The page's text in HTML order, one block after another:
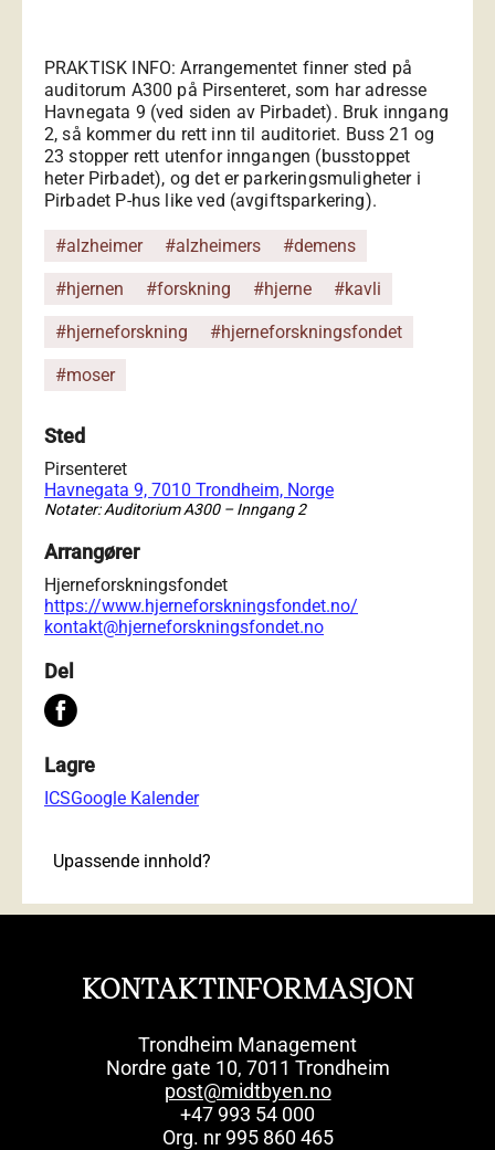
PRAKTISK INFO: Arrangementet finner sted på
auditorum A300 på Pirsenteret, som har adresse
Havnegata 9 (ved siden av Pirbadet). Bruk inngang
2, så kommer du rett inn til auditoriet. Buss 21 og
23 stopper rett utenfor inngangen (busstoppet
heter Pirbadet), og det er parkeringsmuligheter i
Pirbadet P-hus like ved (avgiftsparkering).
#alzheimer #alzheimers #demens
#hjernen #forskning #hjerne #kavli
#hjerneforskning #hjerneforskningsfondet
#moser
Sted
Pirsenteret
Havnegata 9, 7010 Trondheim, Norge
Notater: Auditorium A300 – Inngang 2
Arrangører
Hjerneforskningsfondet
https://www.hjerneforskningsfondet.no/
kontakt@hjerneforskningsfondet.no
Del
Lagre
ICSGoogle Kalender
Upassende innhold?
KONTAKTINFORMASJON
Trondheim Management
Nordre gate 10, 7011 Trondheim
post@midtbyen.no
+47 993 54 000
Org. nr 995 860 465